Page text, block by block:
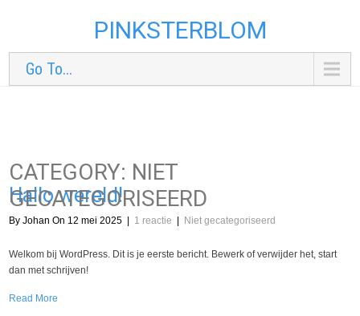
PINKSTERBLOM
Go To...
CATEGORY: NIET
GECATEGORISEERD
Hallo wereld!
By Johan On 12 mei 2025 1 reactie Niet gecategoriseerd
Welkom bij WordPress. Dit is je eerste bericht. Bewerk of verwijder het, start
dan met schrijven!
Read More